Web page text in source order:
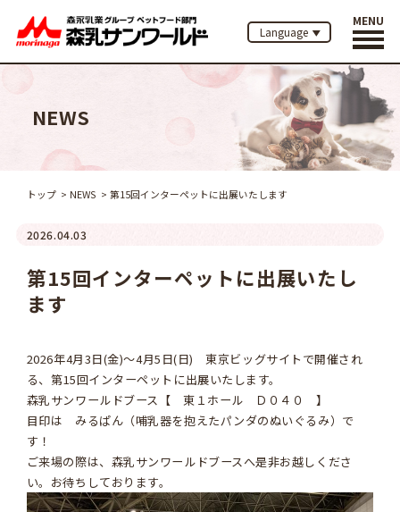
Language
MENU
NEWS
トップ NEWS 第15回インターペットに出展いたします
2026.04.03
第15回インターペットに出展いたし
ます
2026年4月3日(金)～4月5日(日) 東京ビッグサイトで開催され
る、第15回インターペットに出展いたします。
森乳サンワールドブース【 東１ホール Ｄ０４０ 】
目印は みるぱん（哺乳器を抱えたパンダのぬいぐるみ）で
す！
ご来場の際は、森乳サンワールドブースへ是非お越しくださ
い。お待ちしております。